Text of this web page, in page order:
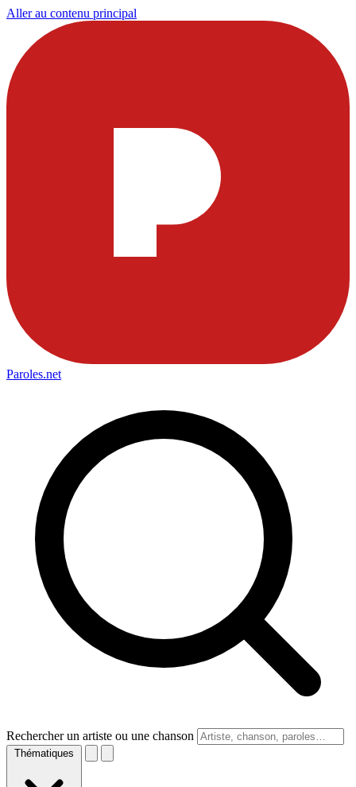
Aller au contenu principal
Paroles.net
Rechercher un artiste ou une chanson
Thématiques